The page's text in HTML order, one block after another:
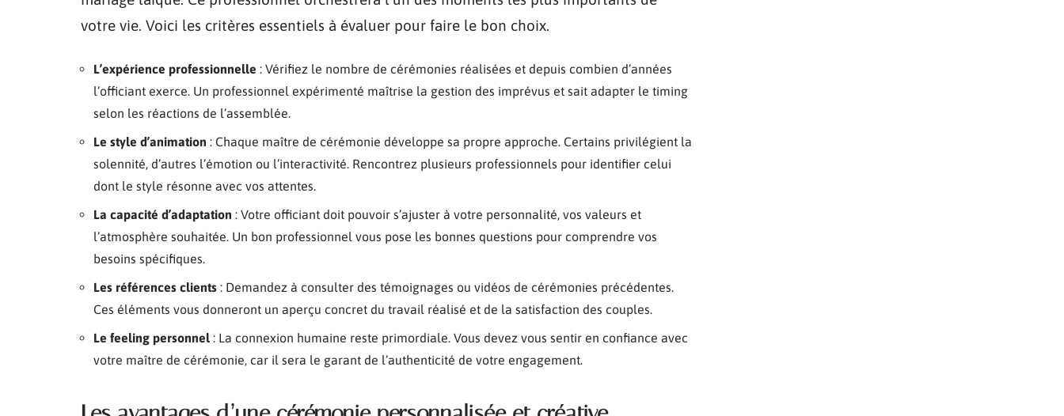
votre vie. Voici les critères essentiels à évaluer pour faire le bon choix.
L’expérience professionnelle : Vérifiez le nombre de cérémonies réalisées et depuis combien d’années
l’officiant exerce. Un professionnel expérimenté maîtrise la gestion des imprévus et sait adapter le timing
selon les réactions de l’assemblée.
Le style d’animation : Chaque maître de cérémonie développe sa propre approche. Certains privilégient la
solennité, d’autres l’émotion ou l’interactivité. Rencontrez plusieurs professionnels pour identifier celui
dont le style résonne avec vos attentes.
La capacité d’adaptation : Votre officiant doit pouvoir s’ajuster à votre personnalité, vos valeurs et
l’atmosphère souhaitée. Un bon professionnel vous pose les bonnes questions pour comprendre vos
besoins spécifiques.
Les références clients : Demandez à consulter des témoignages ou vidéos de cérémonies précédentes.
Ces éléments vous donneront un aperçu concret du travail réalisé et de la satisfaction des couples.
Le feeling personnel : La connexion humaine reste primordiale. Vous devez vous sentir en confiance avec
votre maître de cérémonie, car il sera le garant de l’authenticité de votre engagement.